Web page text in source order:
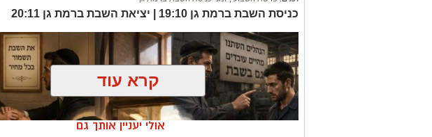
קרא עוד
אולי יעניין אותך גם